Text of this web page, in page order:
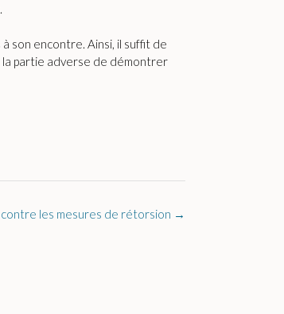
son encontre. Ainsi, il suffit de
la partie adverse de démontrer
les mesures de rétorsion →